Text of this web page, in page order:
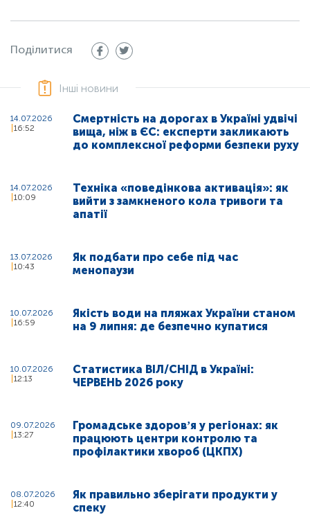
Поділитися
Інші новини
14.07.2026
16:52
Смертність на дорогах в Україні удвічі
вища, ніж в ЄС: експерти закликають
до комплексної реформи безпеки руху
14.07.2026
10:09
Техніка «поведінкова активація»: як
вийти з замкненого кола тривоги та
апатії
13.07.2026
10:43
Як подбати про себе під час
менопаузи
10.07.2026
16:59
Якість води на пляжах України станом
на 9 липня: де безпечно купатися
10.07.2026
12:13
Статистика ВІЛ/СНІД в Україні:
ЧЕРВЕНЬ 2026 року
09.07.2026
13:27
Громадське здоровʼя у регіонах: як
працюють центри контролю та
профілактики хвороб (ЦКПХ)
08.07.2026
12:40
Як правильно зберігати продукти у
спеку